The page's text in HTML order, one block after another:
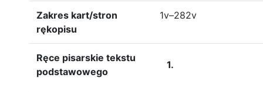
Zakres kart/stron
rękopisu
1v–282v
Ręce pisarskie tekstu
podstawowego
1.